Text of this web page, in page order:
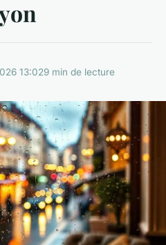
13:029 min de lecture